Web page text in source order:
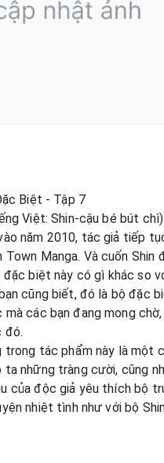
Biệt - Tập 7
Việt: Shin-cậu bé bút
năm 2010, tác giả tiếp
Town Manga. Và cuốn
đặc biệt này có gì khác so
cũng biết, đó là bộ đặc
mà các bạn đang mong
đó.
tác phẩm này là một
những tràng cười, cũng
của độc giả yêu thích bộ
nhiệt tình như với bộ